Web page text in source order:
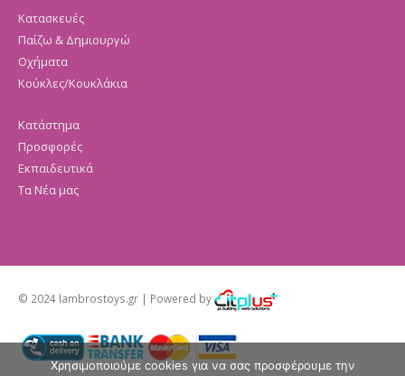
Κατασκευές
Παίζω & Δημιουργώ
Οχήματα
Κούκλες/Κουκλάκια
Κατάστημα
Προσφορές
Εκπαιδευτικά
Τα Νέα μας
© 2024 lambrostoys.gr | Powered by
Χρησιμοποιούμε cookies για να σας προσφέρουμε την